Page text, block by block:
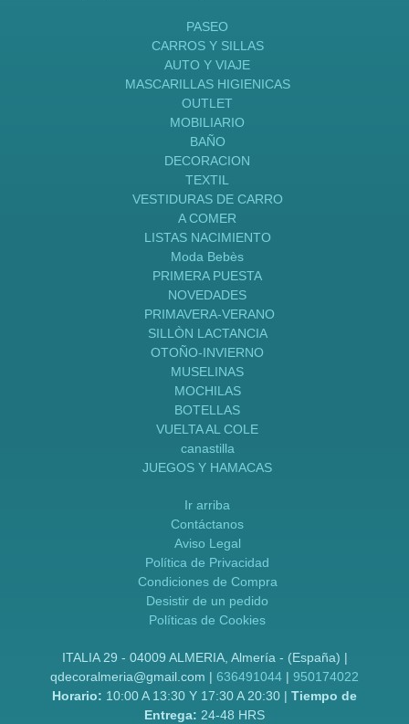
PASEO
CARROS Y SILLAS
AUTO Y VIAJE
MASCARILLAS HIGIENICAS
OUTLET
MOBILIARIO
BAÑO
DECORACION
TEXTIL
VESTIDURAS DE CARRO
A COMER
LISTAS NACIMIENTO
Moda Bebès
PRIMERA PUESTA
NOVEDADES
PRIMAVERA-VERANO
SILLÒN LACTANCIA
OTOÑO-INVIERNO
MUSELINAS
MOCHILAS
BOTELLAS
VUELTA AL COLE
canastilla
JUEGOS Y HAMACAS
Ir arriba
Contáctanos
Aviso Legal
Política de Privacidad
Condiciones de Compra
Desistir de un pedido
Políticas de Cookies
ITALIA 29 - 04009 ALMERIA, Almería - (España) |
qdecoralmeria@gmail.com | 636491044 | 950174022
Horario: 10:00 A 13:30 Y 17:30 A 20:30 | Tiempo de
Entrega: 24-48 HRS